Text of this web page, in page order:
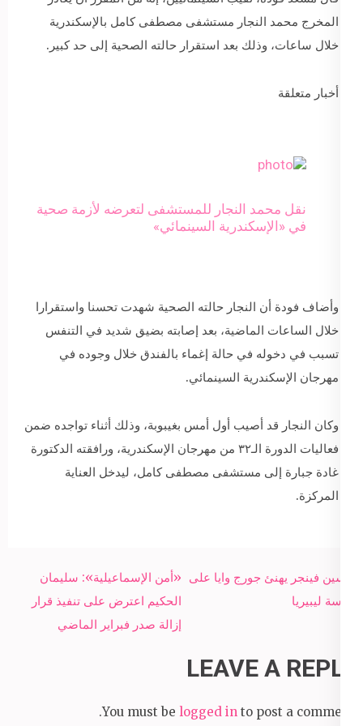
المخرج محمد النجار مستشفى مصطفى كامل بالإسكندرية
خلال ساعات، وذلك بعد استقرار حالته الصحية إلى حد كبير.
أخبار متعلقة
نقل محمد النجار للمستشفى لتعرضه لأزمة صحية
في «الإسكندرية السينمائي»
وأضاف فودة أن النجار حالته الصحية شهدت تحسنا واستقرارا
خلال الساعات الماضية، بعد إصابته بضيق شديد في التنفس
تسبب في دخوله في حالة إغماء بالفندق خلال وجوده في
مهرجان الإسكندرية السينمائي.
وكان النجار قد أصيب أول أمس بغيبوبة، وذلك أثناء تواجده ضمن
فعاليات الدورة الـ٣٢ من مهرجان الإسكندرية، ورافقته الدكتورة
غادة جبارة إلى مستشفى مصطفى كامل، ليدخل العناية
المركزة.
Post
navigation
«أمن الإسماعيلية»: سليمان
الحكيم اعترض على تنفيذ قرار
إزالة صدر فبراير الماضي
أرسين فينجر يهنئ جورج وايا على
رئاسة ليبيريا
LEAVE A REPLY
You must be logged in to post a comment.